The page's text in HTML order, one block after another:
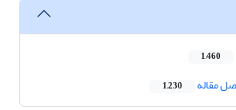
1,460
مقاله 1,230